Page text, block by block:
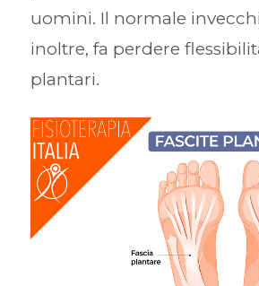
uomini. Il normale
inoltre, fa perdere
plantari.